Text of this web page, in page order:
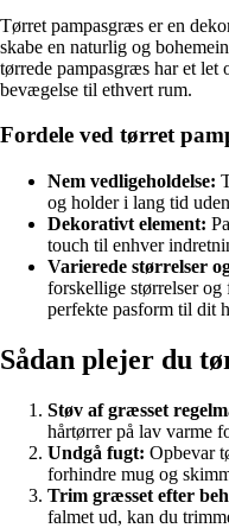
Tørret pampasgræs er en
skabe en naturlig og
tørrede pampasgræs har et
bevægelse til ethvert rum.
Fordele ved tørret
Nem vedligeholdelse:
og holder i lang tid
Dekorativt element:
touch til enhver
Varierede størrelser
forskellige størrelser
perfekte pasform til dit
Sådan plejer du
Støv af græsset
hårtørrer på lav varme
Undgå fugt: Opbevar
forhindre mug og
Trim græsset efter
falmet ud, kan du